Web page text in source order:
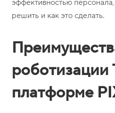
эффективностью
решить и как это сделать.
роботизации
платформе